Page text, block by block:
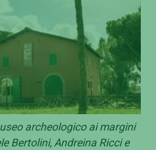
archeologico ai margini
Bertolini, Andreina Ricci e